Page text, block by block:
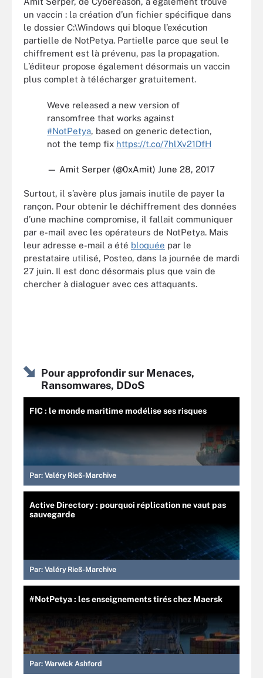
un vaccin : la création d’un fichier spécifique dans
le dossier C:\Windows qui bloque l’exécution
partielle de NotPetya. Partielle parce que seul le
chiffrement est là prévenu, pas la propagation.
L’éditeur propose également désormais un vaccin
plus complet à télécharger gratuitement.
Weve released a new version of
ransomfree that works against
#NotPetya, based on generic detection,
not the temp fix https://t.co/7hlXv21DfH
— Amit Serper (@0xAmit) June 28, 2017
Surtout, il s’avère plus jamais inutile de payer la
rançon. Pour obtenir le déchiffrement des données
d’une machine compromise, il fallait communiquer
par e-mail avec les opérateurs de NotPetya. Mais
leur adresse e-mail a été bloquée par le
prestataire utilisé, Posteo, dans la journée de mardi
27 juin. Il est donc désormais plus que vain de
chercher à dialoguer avec ces attaquants.
Pour approfondir sur Menaces,
Ransomwares, DDoS
FIC : le monde maritime modélise ses risques
Par: Valéry Rieß-Marchive
Active Directory : pourquoi réplication ne vaut pas
sauvegarde
Par: Valéry Rieß-Marchive
#NotPetya : les enseignements tirés chez Maersk
Par: Warwick Ashford